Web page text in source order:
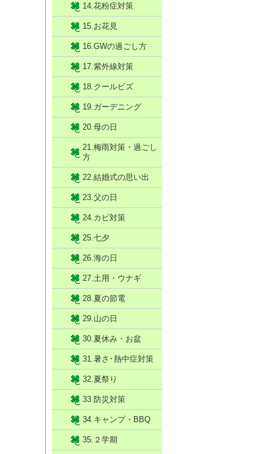
14.花粉症対策
15.お花見
16.GWの過ごし方
17.紫外線対策
18.クールビズ
19.ガーデニング
20.母の日
21.梅雨対策・過ごし
方
22.結婚式の思い出
23.父の日
24.カビ対策
25.七夕
26.海の日
27.土用・ウナギ
28.夏の節電
29.山の日
30.夏休み・お盆
31.暑さ･熱中症対策
32.夏祭り
33.防災対策
34.キャンプ・BBQ
35.２学期